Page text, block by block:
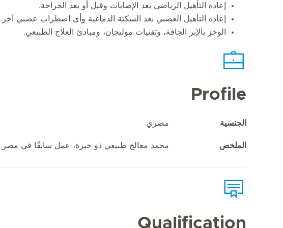
إعادة التأهيل الرياضي بعد الإصابات وقبل أو بعد الجراحة.
إعادة التأهيل العصبي بعد السكتة الدماغية وأي اضطراب عصبي آخر.
الوخز بالإبر الجافة، وتقنيات موليجان، ومبادئ العلاج الطبيعي.
Profile
الجنسية مصري
الملخص محمد معالج طبيعي ذو خبرة، عمل سابقًا في مصر.
Qualification